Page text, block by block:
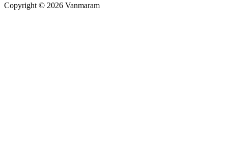
Copyright © 2026 Vanmaram